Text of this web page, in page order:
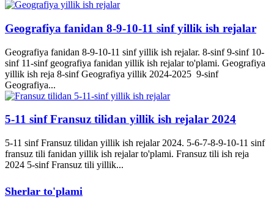
Geografiya fanidan 8-9-10-11 sinf yillik ish rejalar
Geografiya fanidan 8-9-10-11 sinf yillik ish rejalar. 8-sinf 9-sinf 10-
sinf 11-sinf geografiya fanidan yillik ish rejalar to'plami. Geografiya
yillik ish reja 8-sinf Geografiya yillik 2024-2025 9-sinf
Geografiya...
5-11 sinf Fransuz tilidan yillik ish rejalar 2024
5-11 sinf Fransuz tilidan yillik ish rejalar 2024. 5-6-7-8-9-10-11 sinf
fransuz tili fanidan yillik ish rejalar to'plami. Fransuz tili ish reja
2024 5-sinf Fransuz tili yillik...
Sherlar to'plami